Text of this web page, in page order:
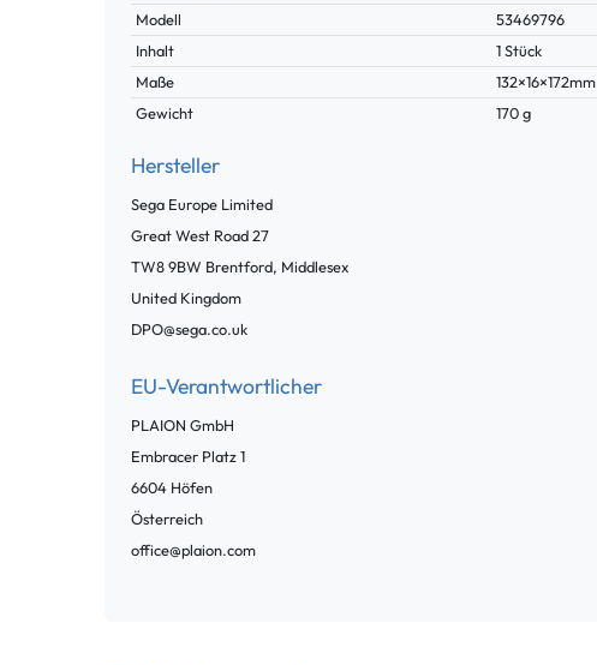
Modell
53469796
Inhalt
1 Stück
Maße
132×16×172mm
Gewicht
170 g
Hersteller
Sega Europe Limited
Great West Road27
TW8 9BW Brentford, Middlesex
United Kingdom
DPO@sega.co.uk
EU-Verantwortlicher
PLAION GmbH
Embracer Platz1
6604 Höfen
Österreich
office@plaion.com